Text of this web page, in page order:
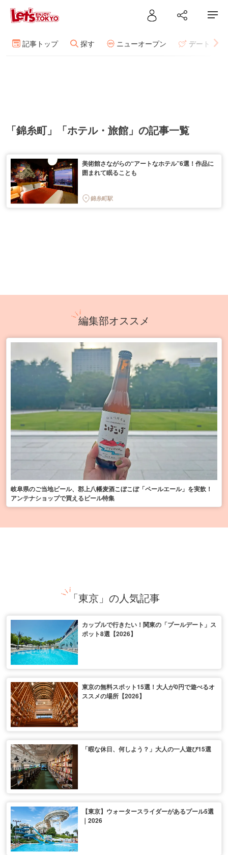
記事トップ 探す ニューオープン デート
「錦糸町」「ホテル・旅館」の記事一覧
美術館さながらの“アートなホテル”6選！作品に
囲まれて眠ることも
錦糸町駅
編集部オススメ
岐阜県のご当地ビール、郡上八幡麦酒こぼこぼ「ペールエール」を実飲！
アンテナショップで買えるビール特集
「東京」の人気記事
カップルで行きたい！関東の「プールデート」ス
ポット8選【2026】
東京の無料スポット15選！大人が0円で遊べるオ
ススメの場所【2026】
「暇な休日、何しよう？」大人の一人遊び15選
【東京】ウォータースライダーがあるプール5選
｜2026